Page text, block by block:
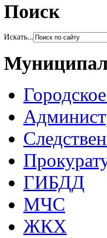
Поиск
Искать...
ГИБДД
МЧС
ЖКХ